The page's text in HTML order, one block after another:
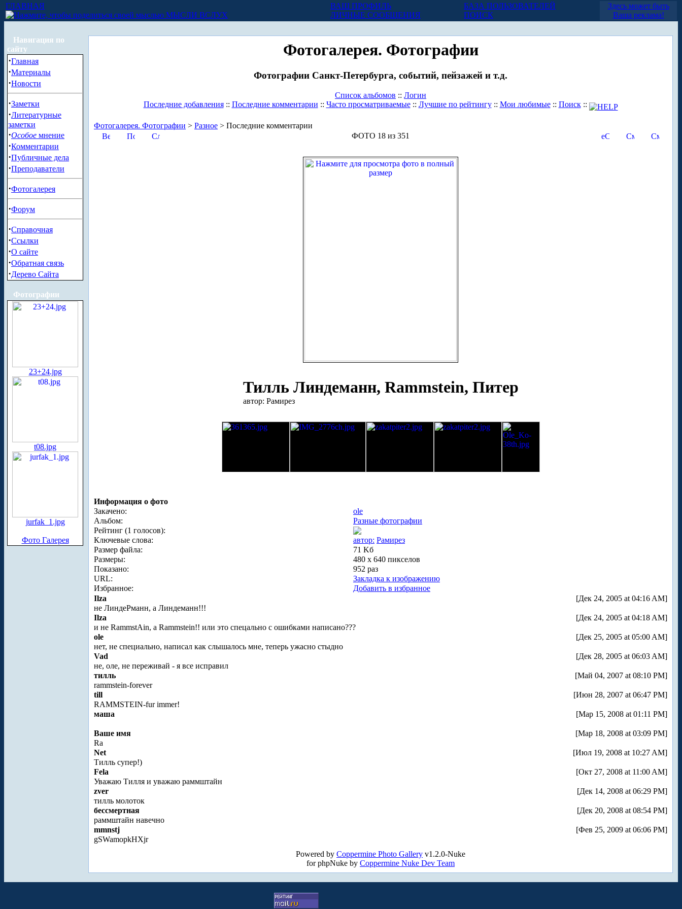
ГЛАВНАЯ
МЫСЛИ ВСЛУХ
ВАШ ПРОФИЛЬ
ЛИЧНЫЕ СООБЩЕНИЯ
БАЗА ПОЛЬЗОВАТЕЛЕЙ
ПОИСК
Здесь может быть
Ваша реклама!
Навигация по
сайту
·Главная
·Материалы
·Новости
·Заметки
·Литературные
заметки
·Особое мнение
·Комментарии
·Публичные дела
·Преподаватели
·Фотогалерея
·Форум
·Справочная
·Ссылки
·О сайте
·Обратная связь
·Дерево Сайта
Фотографии
23+24.jpg
t08.jpg
jurfak_1.jpg
Фото Галерея
Фотогалерея. Фотографии
Фотографии Санкт-Петербурга, событий, пейзажей и т.д.
Список альбомов :: Логин
Последние добавления:: Последние комментарии :: Часто просматриваемые:: Лучшие по рейтингу:: Мои любимые:: Поиск::
Фотогалерея. Фотографии > Разное > Последние комментарии
ФОТО 18 из 351
Тилль Линдеманн, Rammstein, Питер
автор: Рамирез
Информация о фото
Закачено:
ole
Альбом:
Разные фотографии
Рейтинг (1 голосов):
Ключевые слова:
автор: Рамирез
Размер файла:
71 Kб
Размеры:
480 x 640 пикселов
Показано:
952 раз
URL:
Закладка к изображению
Избранное:
Добавить в избранное
Ilza
[Дек 24, 2005 at 04:16 AM]
не ЛиндеРманн, а Линдеманн!!!
Ilza
[Дек 24, 2005 at 04:18 AM]
и не RammstAin, а Rammstein!! или это спецально с ошибками написано???
ole
[Дек 25, 2005 at 05:00 AM]
нет, не специально, написал как слышалось мне, теперь ужасно стыдно
Vad
[Дек 28, 2005 at 06:03 AM]
не, оле, не переживай - я все исправил
тилль
[Май 04, 2007 at 08:10 PM]
rammstein-forever
till
[Июн 28, 2007 at 06:47 PM]
RAMMSTEIN-fur immer!
маша
[Мар 15, 2008 at 01:11 PM]
Ваше имя
[Мар 18, 2008 at 03:09 PM]
Ra
Net
[Июл 19, 2008 at 10:27 AM]
Тилль супер!)
Fela
[Окт 27, 2008 at 11:00 AM]
Уважаю Тилля и уважаю раммштайн
zver
[Дек 14, 2008 at 06:29 PM]
тилль молоток
бессмертная
[Дек 20, 2008 at 08:54 PM]
раммштайн навечно
mmnstj
[Фев 25, 2009 at 06:06 PM]
gSWamopkHXjr
Powered by Coppermine Photo Gallery v1.2.0-Nuke
for phpNuke by Coppermine Nuke Dev Team